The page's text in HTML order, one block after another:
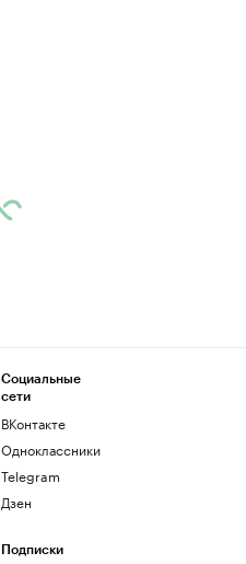
Социальные
сети
ВКонтакте
Одноклассники
Telegram
Дзен
Подписки